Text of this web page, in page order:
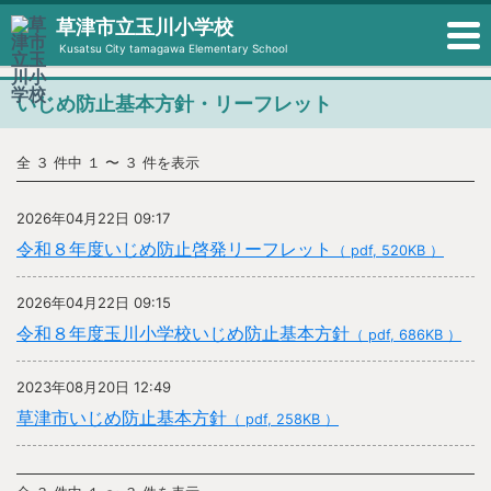
草津市立玉川小学校
Kusatsu City tamagawa Elementary School
いじめ防止基本方針・リーフレット
全 ３ 件中 １ 〜 ３ 件を表示
2026年04月22日 09:17
令和８年度いじめ防止啓発リーフレット （ pdf, 520KB ）
2026年04月22日 09:15
令和８年度玉川小学校いじめ防止基本方針 （ pdf, 686KB ）
2023年08月20日 12:49
草津市いじめ防止基本方針 （ pdf, 258KB ）